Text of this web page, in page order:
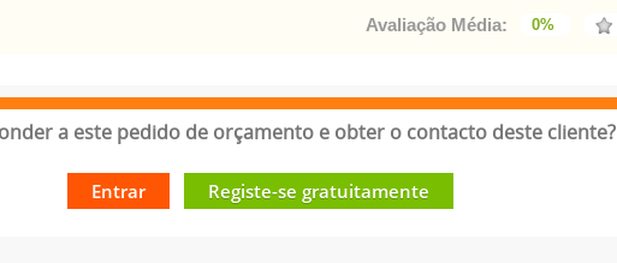
Avaliação Média: 0%
a este pedido de orçamento e obter o contacto deste cliente?
Entrar Registe-se gratuitamente